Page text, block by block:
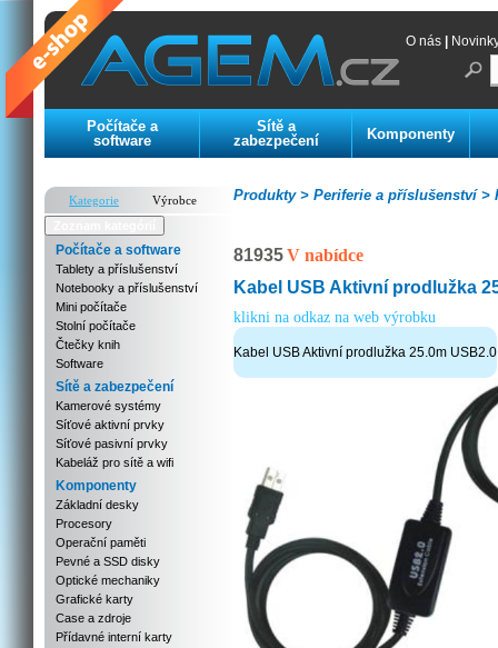
O nás
Počítače a
software
Sítě a
zabezpečení
Komponenty
Kategorie
Výrobce
Počítače a software
Tablety a příslušenství
Notebooky a příslušenství
Mini počítače
Stolní počítače
Čtečky knih
Software
Sítě a zabezpečení
Kamerové systémy
Síťové aktivní prvky
Síťové pasivní prvky
Kabeláž pro sítě a wifi
Komponenty
Základní desky
Procesory
Operační paměti
Pevné a SSD disky
Optické mechaniky
Grafické karty
Case a zdroje
Přídavné interní karty
Periferie a příslušenství >
Produkty >
81935V nabídce
Kabel USB Aktivní prodlužka
klikni na odkaz na web výrobku
Kabel USB Aktivní prodlužka 25.0m USB2.0